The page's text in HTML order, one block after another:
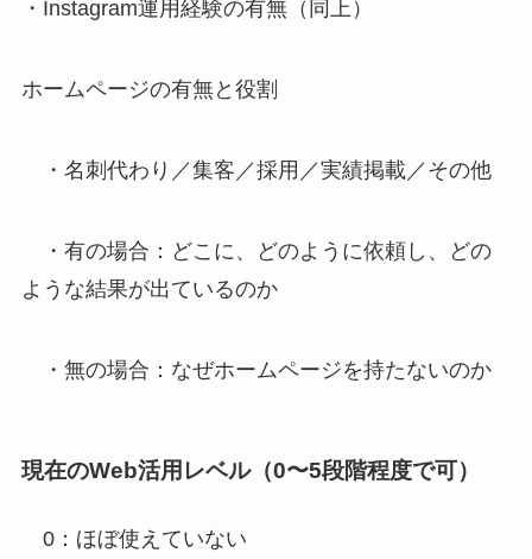
・Instagram運用経験の有無（同上）
ホームページの有無と役割
・名刺代わり／集客／採用／実績掲載／その他
・有の場合：どこに、どのように依頼し、どの
ような結果が出ているのか
・無の場合：なぜホームページを持たないのか
現在のWeb活用レベル（0〜5段階程度で可）
0：ほぼ使えていない